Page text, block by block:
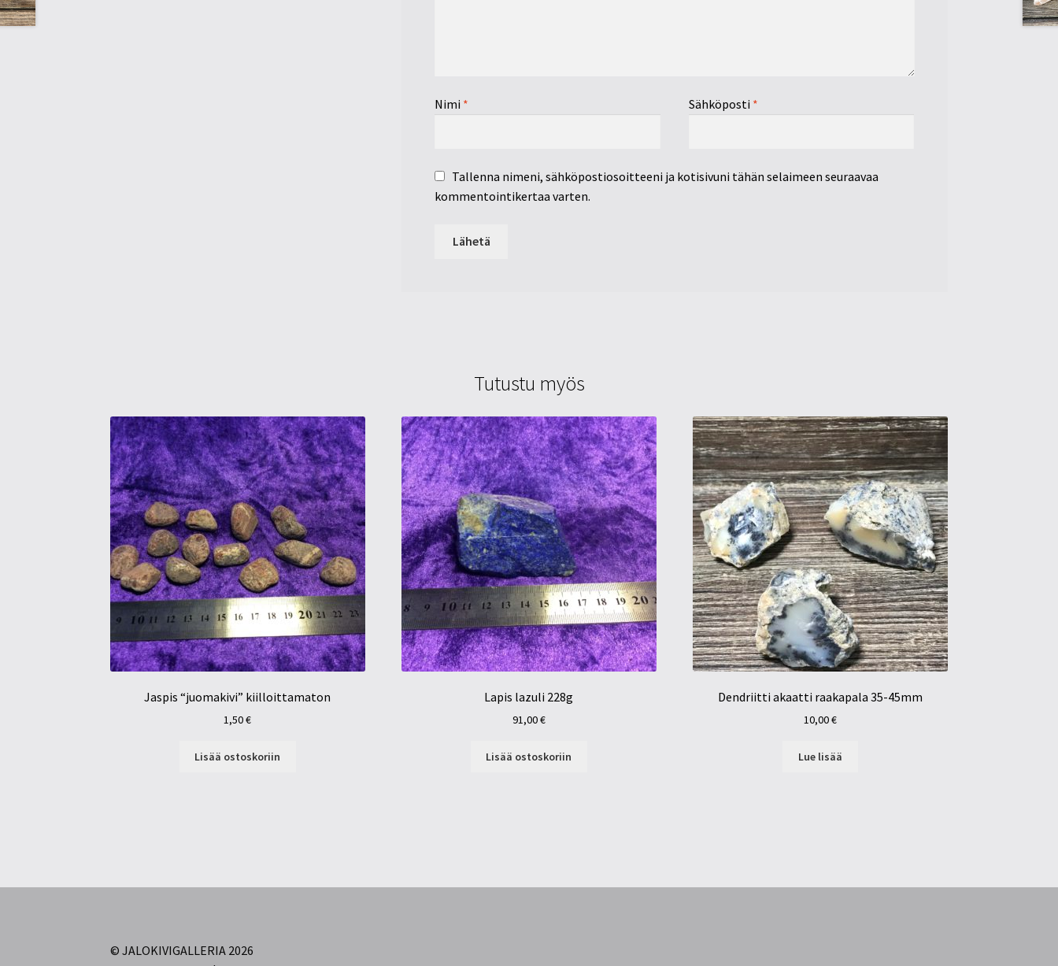
Nimi * Sähköposti *
Tallenna nimeni, sähköpostiosoitteeni ja kotisivuni tähän selaimeen seuraavaa
kommentointikertaa varten.
Tutustu myös
Jaspis “juomakivi” kiilloittamaton
1,50€
Lisää ostoskoriin
Lapis lazuli 228g
91,00€
Lisää ostoskoriin
Dendriitti akaatti raakapala 35-45mm
10,00€
Lue lisää
© JALOKIVIGALLERIA 2026